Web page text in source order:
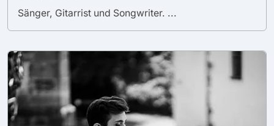
Sänger, Gitarrist und Songwriter. ...